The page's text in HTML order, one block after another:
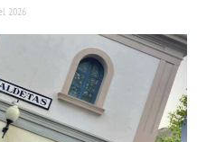
2026